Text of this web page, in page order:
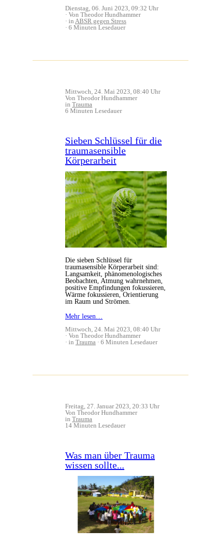
Dienstag, 06. Juni 2023, 09:32 Uhr
Von Theodor Hundhammer
in ABSR gegen Stress
6 Minuten Lesedauer
Mittwoch, 24. Mai 2023, 08:40 Uhr
Von Theodor Hundhammer
in Trauma
6 Minuten Lesedauer
Sieben Schlüssel für die
traumasensible
Körperarbeit
Die sieben Schlüssel für
traumasensible Körperarbeit sind:
Langsamkeit, phänomenologisches
Beobachten, Atmung wahrnehmen,
positive Empfindungen fokussieren,
Wärme fokussieren, Orientierung
im Raum und Strömen.
Mehr lesen…
Mittwoch, 24. Mai 2023, 08:40 Uhr
Von Theodor Hundhammer
in Trauma 6 Minuten Lesedauer
Freitag, 27. Januar 2023, 20:33 Uhr
Von Theodor Hundhammer
in Trauma
14 Minuten Lesedauer
Was man über Trauma
wissen sollte...